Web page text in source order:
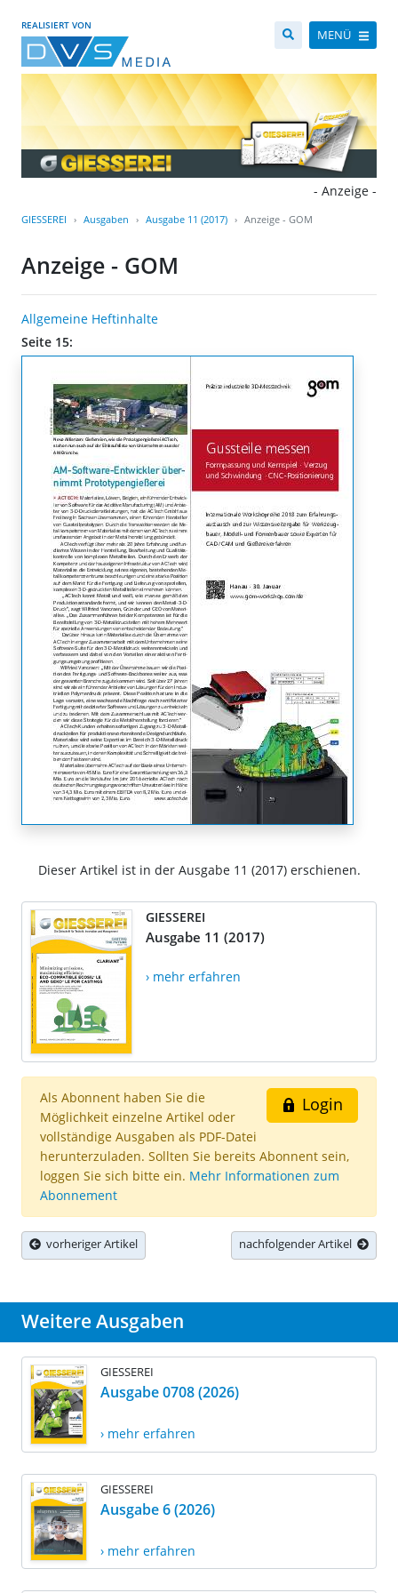
REALISIERT VON
MENÜ
- Anzeige -
GIESSEREI Ausgaben Ausgabe 11 (2017) Anzeige - GOM
Anzeige - GOM
Allgemeine Heftinhalte
Seite 15:
Dieser Artikel ist in der Ausgabe 11 (2017) erschienen.
GIESSEREI
Ausgabe 11 (2017)
› mehr erfahren
Login
Als Abonnent haben Sie die
Möglichkeit einzelne Artikel oder
vollständige Ausgaben als PDF-Datei
herunterzuladen. Sollten Sie bereits Abonnent sein,
loggen Sie sich bitte ein. Mehr Informationen zum
Abonnement
vorheriger Artikel nachfolgender Artikel
Weitere Ausgaben
GIESSEREI
Ausgabe 0708 (2026)
› mehr erfahren
GIESSEREI
Ausgabe 6 (2026)
› mehr erfahren